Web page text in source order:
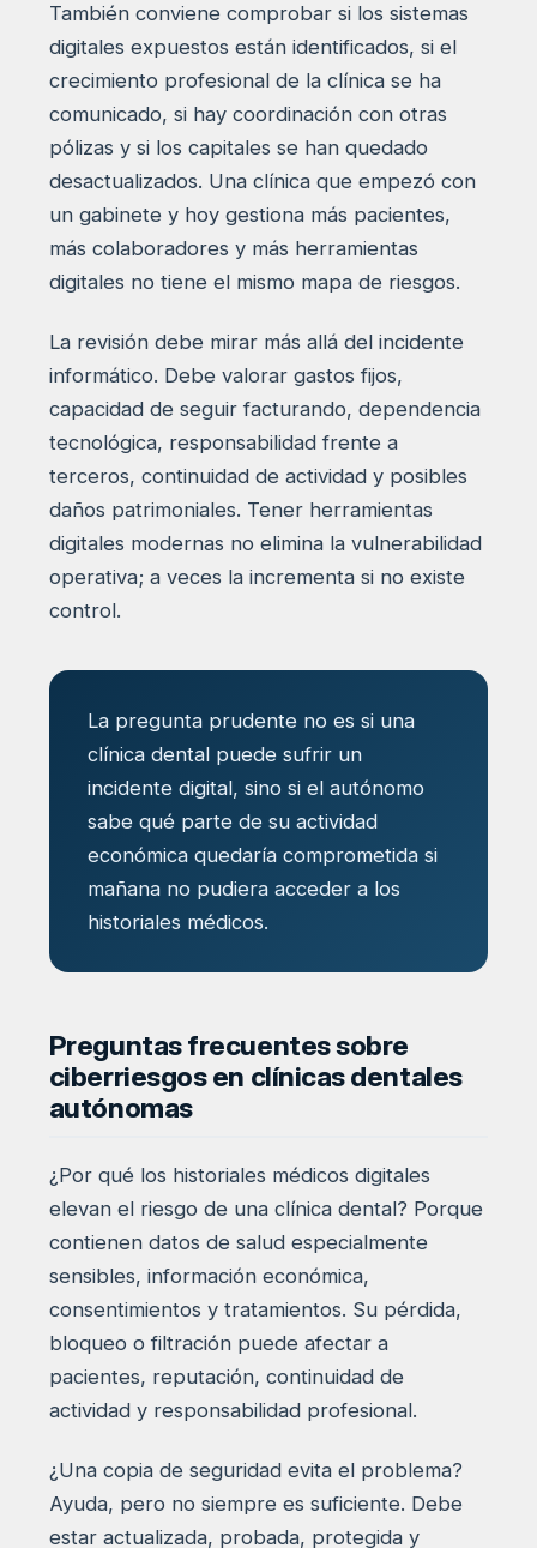
También conviene comprobar si los sistemas
digitales expuestos están identificados, si el
crecimiento profesional de la clínica se ha
comunicado, si hay coordinación con otras
pólizas y si los capitales se han quedado
desactualizados. Una clínica que empezó con
un gabinete y hoy gestiona más pacientes,
más colaboradores y más herramientas
digitales no tiene el mismo mapa de riesgos.
La revisión debe mirar más allá del incidente
informático. Debe valorar gastos fijos,
capacidad de seguir facturando, dependencia
tecnológica, responsabilidad frente a
terceros, continuidad de actividad y posibles
daños patrimoniales. Tener herramientas
digitales modernas no elimina la vulnerabilidad
operativa; a veces la incrementa si no existe
control.
La pregunta prudente no es si una
clínica dental puede sufrir un
incidente digital, sino si el autónomo
sabe qué parte de su actividad
económica quedaría comprometida si
mañana no pudiera acceder a los
historiales médicos.
Preguntas frecuentes sobre
ciberriesgos en clínicas dentales
autónomas
¿Por qué los historiales médicos digitales
elevan el riesgo de una clínica dental? Porque
contienen datos de salud especialmente
sensibles, información económica,
consentimientos y tratamientos. Su pérdida,
bloqueo o filtración puede afectar a
pacientes, reputación, continuidad de
actividad y responsabilidad profesional.
¿Una copia de seguridad evita el problema?
Ayuda, pero no siempre es suficiente. Debe
estar actualizada, probada, protegida y